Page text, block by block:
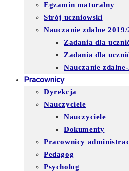
Egzamin maturalny
Strój uczniowski
Nauczanie zdalne 2019/
Zadania dla
Zadania dla
Nauczanie
Pracownicy
Dyrekcja
Nauczyciele
Nauczyciele
Dokumenty
Pracownicy
Pedagog
Psycholog